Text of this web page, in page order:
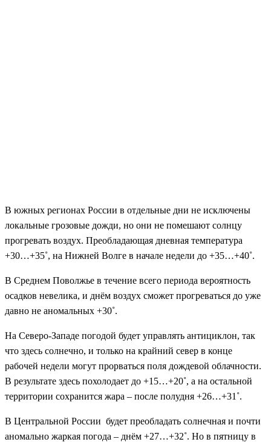
В южных регионах России в отдельные дни не исключены
локальные грозовые дожди, но они не помешают солнцу
прогревать воздух. Преобладающая дневная температура
+30…+35˚, на Нижней Волге в начале недели до +35…+40˚.
В Среднем Поволжье в течение всего периода вероятность
осадков невелика, и днём воздух сможет прогреваться до уже
давно не аномальных +30˚.
На Северо-Западе погодой будет управлять антициклон, так
что здесь солнечно, и только на крайний север в конце
рабочей недели могут прорваться поля дождевой облачности.
В результате здесь похолодает до +15…+20˚, а на остальной
территории сохранится жара – после полудня +26…+31˚.
В Центральной России будет преобладать солнечная и почти
аномально жаркая погода – днём +27…+32˚. Но в пятницу в